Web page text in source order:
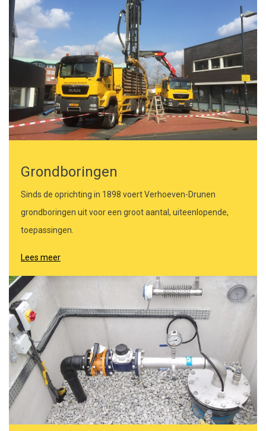
Grondboringen
Sinds de oprichting in 1898 voert Verhoeven-Drunen
grondboringen uit voor een groot aantal, uiteenlopende,
toepassingen.
Lees meer